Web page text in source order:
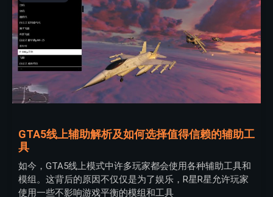
GTA5线上辅助解析及如何选择值得信赖的辅助工
具
如今，GTA5线上模式中许多玩家都会使用各种辅助工具和
模组。这背后的原因不仅仅是为了娱乐，R星R星允许玩家
使用一些不影响游戏平衡的模组和工具